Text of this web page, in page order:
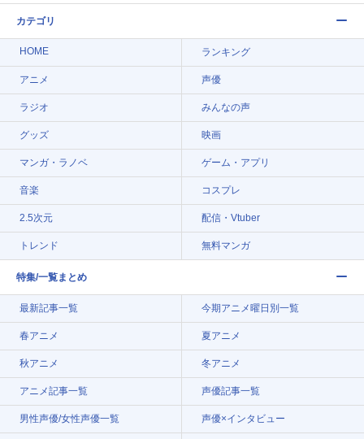
カテゴリ
HOME ランキング
アニメ 声優
ラジオ みんなの声
グッズ 映画
マンガ・ラノベ ゲーム・アプリ
音楽 コスプレ
2.5次元 配信・Vtuber
トレンド 無料マンガ
特集/一覧まとめ
最新記事一覧 今期アニメ曜日別一覧
春アニメ 夏アニメ
秋アニメ 冬アニメ
アニメ記事一覧 声優記事一覧
男性声優/女性声優一覧 声優×インタビュー